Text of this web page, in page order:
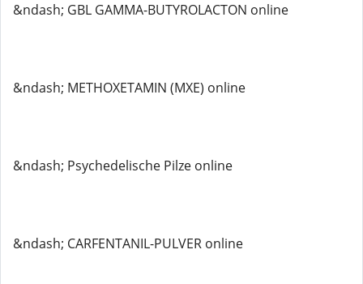
&ndash; GBL GAMMA-BUTYROLACTON online
&ndash; METHOXETAMIN (MXE) online
&ndash; Psychedelische Pilze online
&ndash; CARFENTANIL-PULVER online